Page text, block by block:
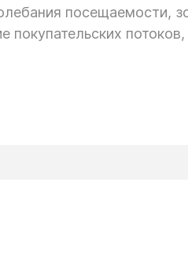
посещаемости,
покупательских